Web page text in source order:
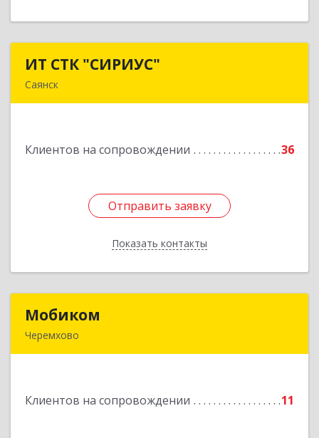
ИТ СТК "СИРИУС"
Саянск
Клиентов на сопровождении 36
Отправить заявку
Показать контакты
ИТ СТК "СИРИУС"
Подробнее
Отправить заявку
Назад
Мобиком
Черемхово
Клиентов на сопровождении 11